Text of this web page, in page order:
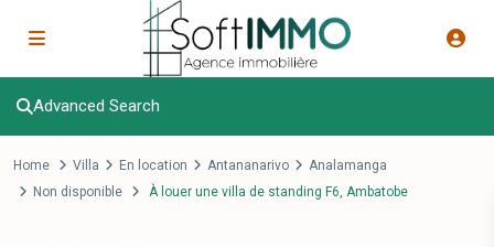
Advanced Search
Home Villa En location Antananarivo
Analamanga
Non disponible
À louer une villa de standing F6, Ambatobe